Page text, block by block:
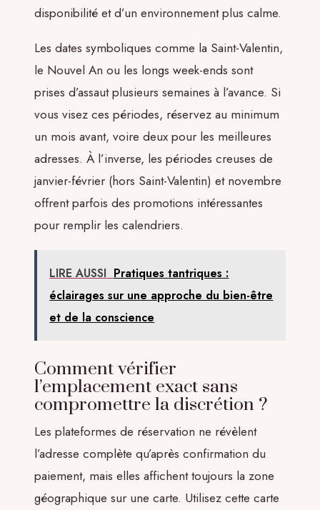
disponibilité et d’un environnement plus calme.
Les dates symboliques comme la Saint-Valentin,
le Nouvel An ou les longs week-ends sont
prises d’assaut plusieurs semaines à l’avance. Si
vous visez ces périodes, réservez au minimum
un mois avant, voire deux pour les meilleures
adresses. À l’inverse, les périodes creuses de
janvier-février (hors Saint-Valentin) et novembre
offrent parfois des promotions intéressantes
pour remplir les calendriers.
LIRE AUSSI Pratiques tantriques :
éclairages sur une approche du bien-être
et de la conscience
Comment vérifier
l’emplacement exact sans
compromettre la discrétion ?
Les plateformes de réservation ne révèlent
l’adresse complète qu’après confirmation du
paiement, mais elles affichent toujours la zone
géographique sur une carte. Utilisez cette carte